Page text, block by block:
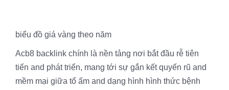
biểu đồ giá vàng theo năm
Acb8 backlink chính là nền tảng nơi bắt đầu rễ tiên
tiến and phát triển, mang tới sự gắn kết quyến rũ and
mềm mại giữa tổ ấm and dạng hình hình thức bệnh